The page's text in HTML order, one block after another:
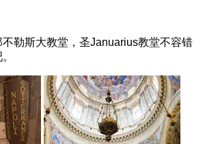
勒斯大教堂，圣Januarius教堂不容错